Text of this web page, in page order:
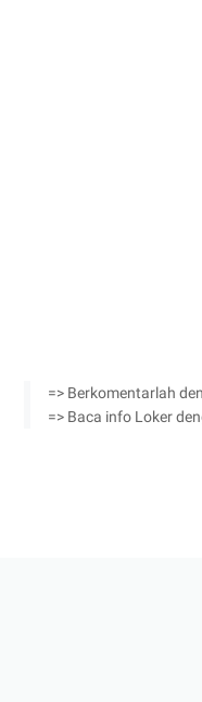
=> Berkomentarlah
=> Baca info Loker